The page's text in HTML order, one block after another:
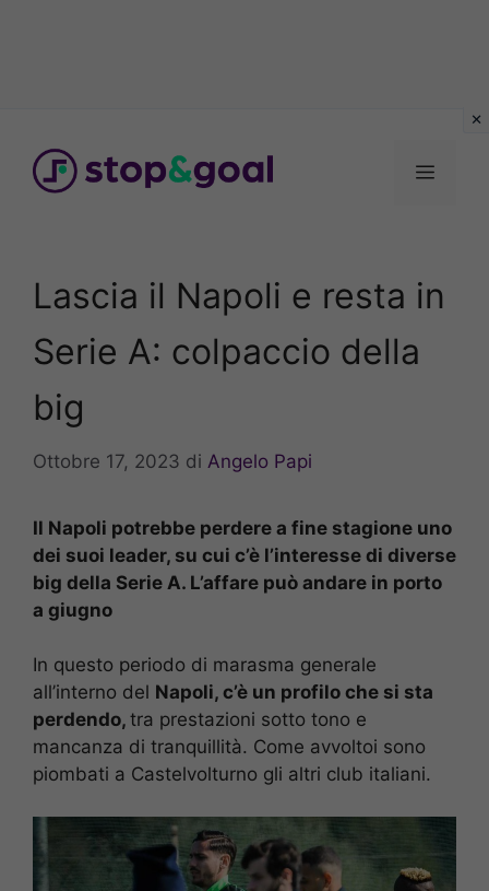
contenuto
Menu
Lascia il Napoli e resta in
Serie A: colpaccio della
big
Ottobre 17, 2023 di Angelo Papi
Il Napoli potrebbe perdere a fine stagione uno
dei suoi leader, su cui c’è l’interesse di diverse
big della Serie A. L’affare può andare in porto
a giugno
In questo periodo di marasma generale
all’interno del Napoli, c’è un profilo che si sta
perdendo, tra prestazioni sotto tono e
mancanza di tranquillità. Come avvoltoi sono
piombati a Castelvolturno gli altri club italiani.